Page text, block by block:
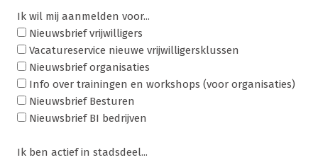
Ik wil mij aanmelden voor...
Nieuwsbrief vrijwilligers
Vacatureservice nieuwe vrijwilligersklussen
Nieuwsbrief organisaties
Info over trainingen en workshops (voor organisaties)
Nieuwsbrief Besturen
Nieuwsbrief BI bedrijven
Ik ben actief in stadsdeel...